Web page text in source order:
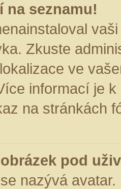
na seznamu!
Zkuste
ve
informací je
na stránkách
pod
nazývá